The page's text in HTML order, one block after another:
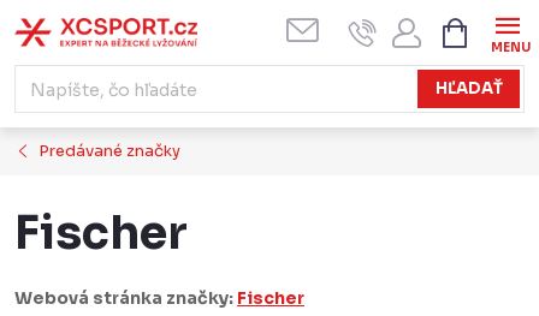
na
obsah
HĽADAŤ
KOŠÍK
Predávané značky
Fischer
Webová stránka značky: Fischer